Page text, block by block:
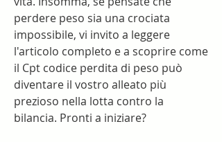
perdere peso sia una crociata
impossibile, vi invito a leggere
l'articolo completo e a scoprire come
il Cpt codice perdita di peso può
diventare il vostro alleato più
prezioso nella lotta contro la
bilancia. Pronti a iniziare?